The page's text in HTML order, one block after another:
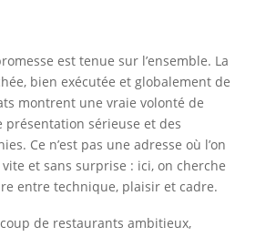
est tenue sur l’ensemble. La
bien exécutée et globalement de
montrent une vraie volonté de
présentation sérieuse et des
Ce n’est pas une adresse où l’on
et sans surprise : ici, on cherche
entre technique, plaisir et cadre.
de restaurants ambitieux,